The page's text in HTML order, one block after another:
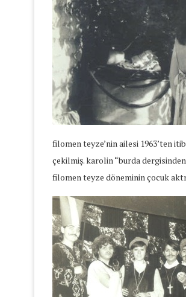
filomen teyze’nin ailesi 1963’ten
çekilmiş. karolin “burda
filomen teyze döneminin çocuk